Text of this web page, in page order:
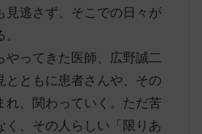
見逃さず、そこでの日々が
やってきた医師、広野誠二
とともに患者さんや、その
れ、関わっていく。ただ苦
く、その人らしい「限りあ